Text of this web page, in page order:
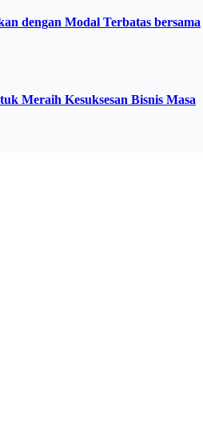
dengan Modal Terbatas bersama
Meraih Kesuksesan Bisnis Masa